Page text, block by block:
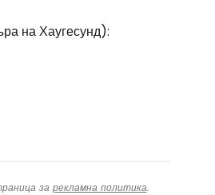
на Хаугесунд):
за рекламна политика.